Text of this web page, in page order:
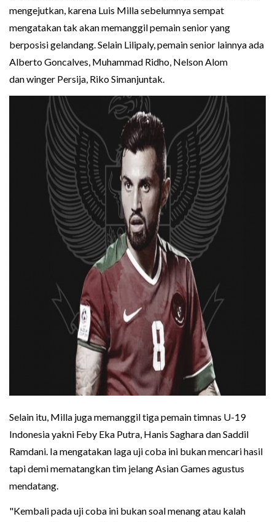
mengejutkan, karena Luis Milla sebelumnya sempat
mengatakan tak akan memanggil pemain senior yang
berposisi gelandang. Selain Lilipaly, pemain senior lainnya ada
Alberto Goncalves, Muhammad Ridho, Nelson Alom
dan winger Persija, Riko Simanjuntak.
Selain itu, Milla juga memanggil tiga pemain timnas U-19
Indonesia yakni Feby Eka Putra, Hanis Saghara dan Saddil
Ramdani. Ia mengatakan laga uji coba ini bukan mencari hasil
tapi demi mematangkan tim jelang Asian Games agustus
mendatang.
"Kembali pada uji coba ini bukan soal menang atau kalah